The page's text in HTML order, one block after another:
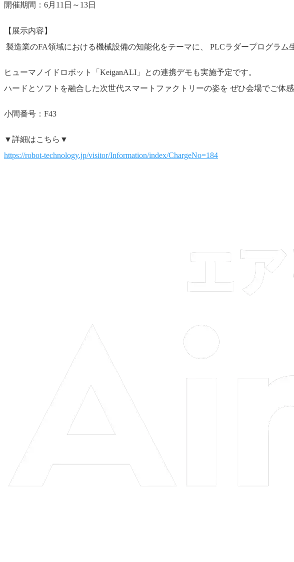
開催期間：6月11日～13日
【展示内容】
製造業のFA領域における機械設備の知能化をテーマに、 PLCラダープログラ
ヒューマノイドロボット「KeiganALI」との連携デモも実施予定です。
ハードとソフトを融合した次世代スマートファクトリーの姿を ぜひ会場でご体感
小間番号：F43
▼詳細はこちら▼
https://robot-technology.jp/visitor/Information/index/ChargeNo=184